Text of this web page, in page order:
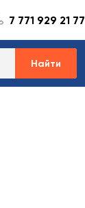
7 771 929 21 77
Найти